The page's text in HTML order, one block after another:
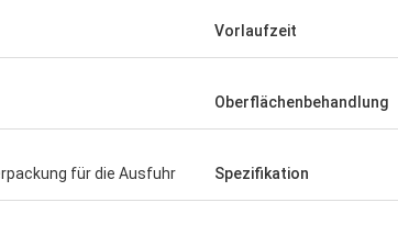
Vorlaufzeit
Oberflächenbehandlung
für die Ausfuhr Spezifikation